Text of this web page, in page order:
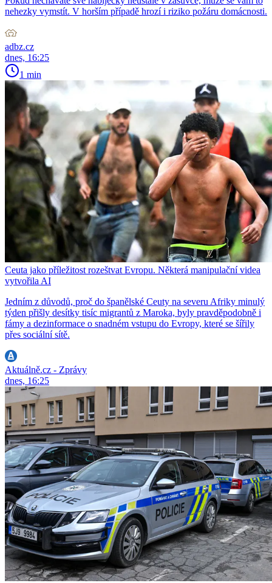
nehezky vymstít. V horším případě hrozí i riziko požáru domácnosti.
adbz.cz
dnes, 16:25
1 min
Ceuta jako příležitost rozeštvat Evropu. Některá manipulační videa
vytvořila AI
Jedním z důvodů, proč do španělské Ceuty na severu Afriky minulý
týden přišly desítky tisíc migrantů z Maroka, byly pravděpodobně i
fámy a dezinformace o snadném vstupu do Evropy, které se šířily
přes sociální sítě.
Aktuálně.cz - Zprávy
dnes, 16:25